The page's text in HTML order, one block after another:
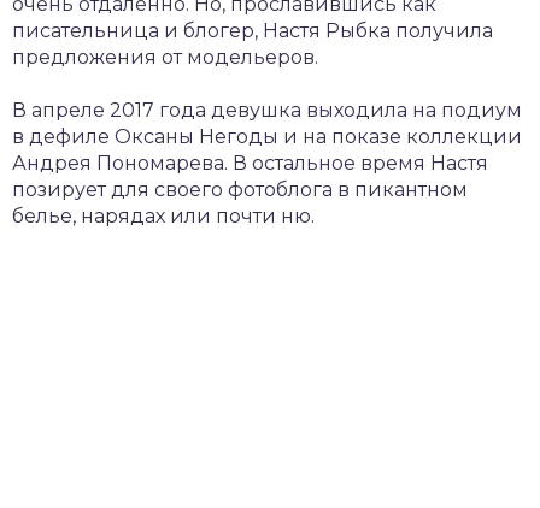
писательница и блогер, Настя Рыбка получила
предложения от модельеров.
В апреле 2017 года девушка выходила на подиум
в дефиле Оксаны Негоды и на показе коллекции
Андрея Пономарева. В остальное время Настя
позирует для своего фотоблога в пикантном
белье, нарядах или почти ню.